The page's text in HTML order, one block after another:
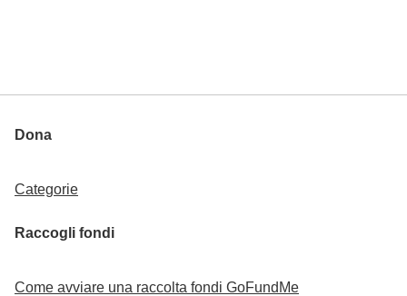
Dona
Categorie
Raccogli fondi
Come avviare una raccolta fondi GoFundMe